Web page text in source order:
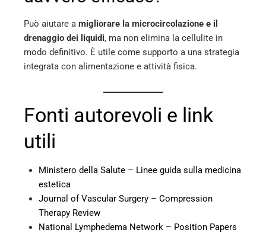
Può aiutare a migliorare la microcircolazione e il
drenaggio dei liquidi, ma non elimina la cellulite in
modo definitivo. È utile come supporto a una strategia
integrata con alimentazione e attività fisica.
Fonti autorevoli e link
utili
Ministero della Salute – Linee guida sulla medicina
estetica
Journal of Vascular Surgery – Compression
Therapy Review
National Lymphedema Network – Position Papers